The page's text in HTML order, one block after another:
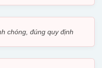
chóng, đúng quy định